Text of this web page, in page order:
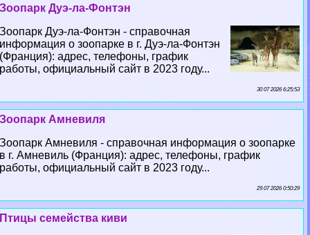
Зоопарк Дуэ-ла-Фонтэн
Зоопарк Дуэ-ла-Фонтэн - справочная
информация о зоопарке в г. Дуэ-ла-Фонтэн
(Франция): адрес, телефоны, график
работы, официальный сайт в 2023 году...
30 07 2026 6:25:53
Зоопарк Амневиля
Зоопарк Амневиля - справочная информация о зоопарке
в г. Амневиль (Франция): адрес, телефоны, график
работы, официальный сайт в 2023 году...
29 07 2026 0:50:29
Птицы семейства киви